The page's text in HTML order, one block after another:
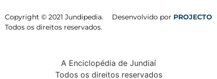
Copyright © 2021 Jundipedia.
Todos os direitos reservados.
Desenvolvido por PROJECTO
A Enciclopédia de Jundiaí
Todos os direitos reservados